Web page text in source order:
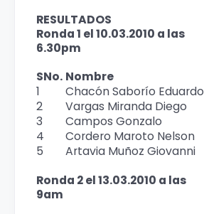
RESULTADOS
Ronda 1 el 10.03.2010 a las
6.30pm
SNo. Nombre
1
Chacón Saborío Eduardo
2
Vargas Miranda Diego
3
Campos Gonzalo
4
Cordero Maroto Nelson
5
Artavia Muñoz Giovanni
Ronda 2 el 13.03.2010 a las
9am